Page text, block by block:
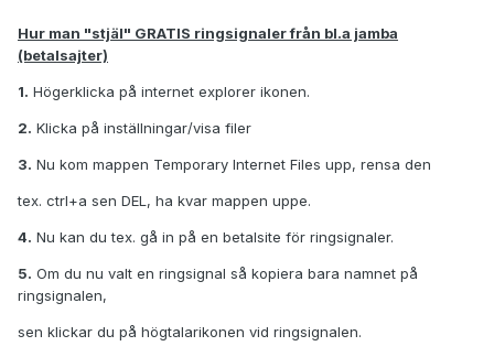
Hur man "stjäl" GRATIS ringsignaler från bl.a jamba
(betalsajter)
1. Högerklicka på internet explorer ikonen.
2. Klicka på inställningar/visa filer
3. Nu kom mappen Temporary Internet Files upp, rensa den
tex. ctrl+a sen DEL, ha kvar mappen uppe.
4. Nu kan du tex. gå in på en betalsite för ringsignaler.
5. Om du nu valt en ringsignal så kopiera bara namnet på
ringsignalen,
sen klickar du på högtalarikonen vid ringsignalen.